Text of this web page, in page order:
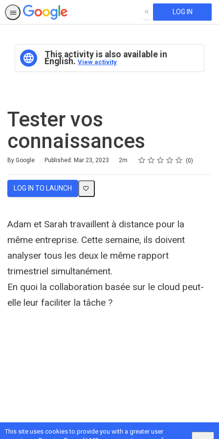
This site uses cookies to provide you with a greater user
SEARCH LOG IN
This activity is also available in
English. View activity
Tester vos
connaissances
By Google Published: Mar 23, 2023
Duration 2m Rating
1 star
2 stars
3 stars
4 stars
5 stars
Average rating: 0 0
No reviews
LOG IN TO LAUNCH
Adam et Sarah travaillent à distance pour la
même entreprise. Cette semaine, ils doivent
analyser tous les deux le même rapport
trimestriel simultanément.
En quoi la collaboration basée sur le cloud peut-
elle leur faciliter la tâche ?